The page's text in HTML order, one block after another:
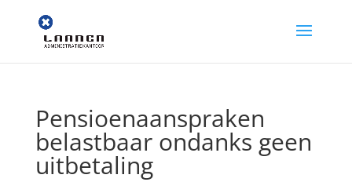
Pensioenaanspraken
belastbaar ondanks geen
uitbetaling